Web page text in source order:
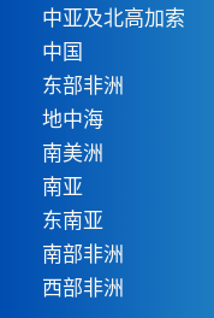
中亚及北高加索
中国
东部非洲
地中海
南美洲
南亚
东南亚
南部非洲
西部非洲